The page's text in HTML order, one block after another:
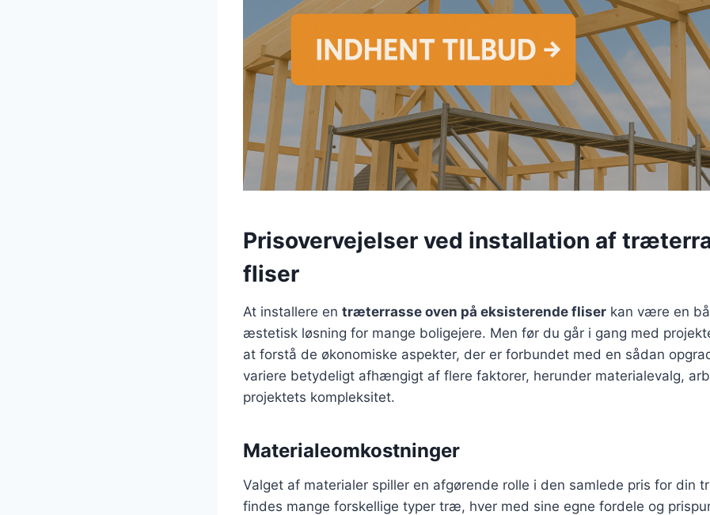
Prisovervejelser ved installation af
fliser
At installere en træterrasse oven på eksisterende fliser kan være en
æstetisk løsning for mange boligejere. Men før du går i gang med
at forstå de økonomiske aspekter, der er forbundet med en sådan
variere betydeligt afhængigt af flere faktorer, herunder materialevalg,
projektets kompleksitet.
Materialeomkostninger
Valget af materialer spiller en afgørende rolle i den samlede pris for din
findes mange forskellige typer træ, hver med sine egne fordele og